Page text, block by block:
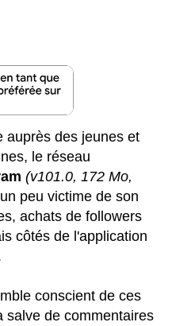
auprès des jeunes et
le réseau
(v101.0, 172 Mo,
peu victime de son
achats de followers
côtés de l'application
conscient de ces
salve de commentaires